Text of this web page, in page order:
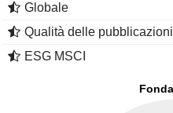
Globale
Qualità delle pubblicazioni
ESG MSCI